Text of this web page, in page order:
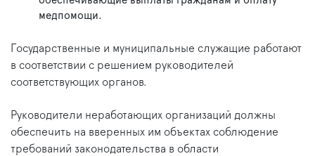
медпомощи.
Государственные и муниципальные служащие работают
в соответствии с решением руководителей
соответствующих органов.
Руководители неработающих организаций должны
обеспечить на вверенных им объектах соблюдение
требований законодательства в области